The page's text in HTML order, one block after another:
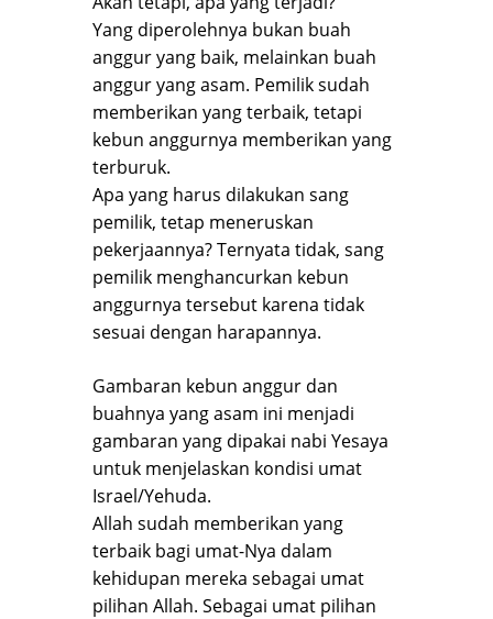
Yang diperolehnya bukan buah
anggur yang baik, melainkan buah
anggur yang asam. Pemilik sudah
memberikan yang terbaik, tetapi
kebun anggurnya memberikan yang
terburuk.
Apa yang harus dilakukan sang
pemilik, tetap meneruskan
pekerjaannya? Ternyata tidak, sang
pemilik menghancurkan kebun
anggurnya tersebut karena tidak
sesuai dengan harapannya.
Gambaran kebun anggur dan
buahnya yang asam ini menjadi
gambaran yang dipakai nabi Yesaya
untuk menjelaskan kondisi umat
Israel/Yehuda.
Allah sudah memberikan yang
terbaik bagi umat-Nya dalam
kehidupan mereka sebagai umat
pilihan Allah. Sebagai umat pilihan